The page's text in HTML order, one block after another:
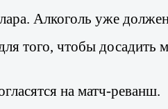
Алкоголь уже
того, чтобы
на матч-реванш.